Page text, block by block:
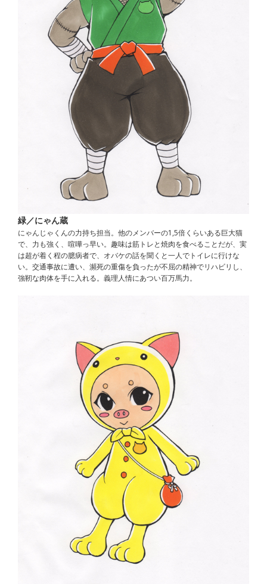
緑／にゃん蔵
にゃんじゃくんの力持ち担当。他のメンバーの1,5倍くらいある巨大猫
で、力も強く、喧嘩っ早い。趣味は筋トレと焼肉を食べることだが、実
は超が着く程の臆病者で、オバケの話を聞くと一人でトイレに行けな
い。交通事故に遭い、瀕死の重傷を負ったが不屈の精神でリハビリし、
強靭な肉体を手に入れる。義理人情にあつい百万馬力。